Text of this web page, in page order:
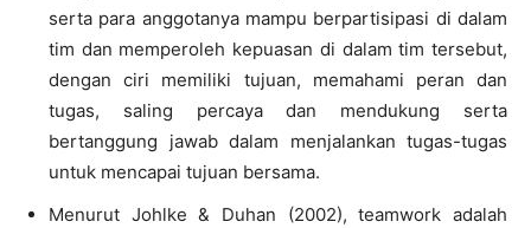
serta para anggotanya mampu berpartisipasi di dalam
tim dan memperoleh kepuasan di dalam tim tersebut,
dengan ciri memiliki tujuan, memahami peran dan
tugas, saling percaya dan mendukung serta
bertanggung jawab dalam menjalankan tugas-tugas
untuk mencapai tujuan bersama.
Menurut Johlke & Duhan (2002), teamwork adalah